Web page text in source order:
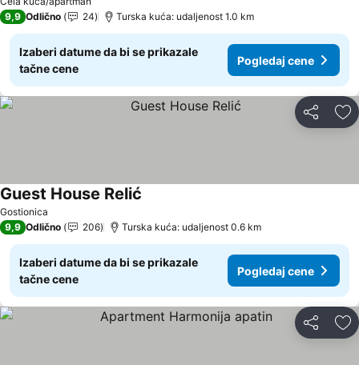
9,9 Odlično 24 Turska kuća: udaljenost 1.0 km
Izaberi datume da bi se prikazale
tačne cene
Pogledaj cene
Deli
Gostionica
Guest House Relić
9,9 Odlično 206 Turska kuća: udaljenost 0.6 km
Izaberi datume da bi se prikazale
tačne cene
Pogledaj cene
Deli